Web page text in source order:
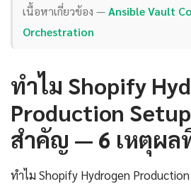
เนื้อหาเกี่ยวข้อง —Ansible Vault
Orchestration
ทำไม Shopify
Production
สำคัญ — 6 เหตุผ
ทำไม Shopify Hydrogen